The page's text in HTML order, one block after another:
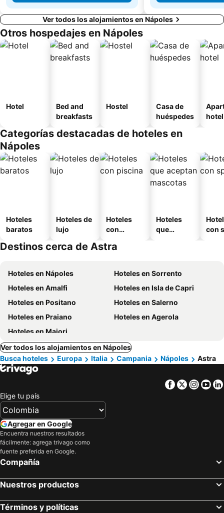
Ver todos los alojamientos en Nápoles
Otros hospedajes en Nápoles
Hotel
Bed and
breakfasts
Hostel
Casa de
huéspedes
hotel
Categorías destacadas de hoteles en
Nápoles
Hoteles
baratos
Hoteles de
lujo
Hoteles
con
Hoteles
que
con
Destinos cerca de Astra
Hoteles en Nápoles
Hoteles en Sorrento
Hoteles en Amalfi
Hoteles en Isla de Capri
Hoteles en Positano
Hoteles en Salerno
Hoteles en Praiano
Hoteles en Agerola
Hoteles en Maiori
Ver todos los alojamientos en Nápoles
Busca hoteles
Europa Italia Campania Nápoles Astra
Facebook
Twitter
Elige tu país
Agregar en Google
Encuentra nuestros resultados
fácilmente: agrega trivago como
fuente preferida en Google.
Compañía
Nuestros productos
Términos y políticas